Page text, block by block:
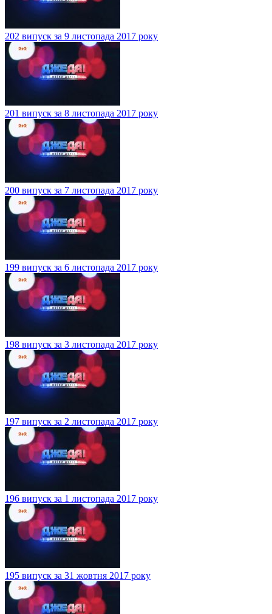
202 випуск за 9 листопада 2017 року
201 випуск за 8 листопада 2017 року
200 випуск за 7 листопада 2017 року
199 випуск за 6 листопада 2017 року
198 випуск за 3 листопада 2017 року
197 випуск за 2 листопада 2017 року
196 випуск за 1 листопада 2017 року
195 випуск за 31 жовтня 2017 року